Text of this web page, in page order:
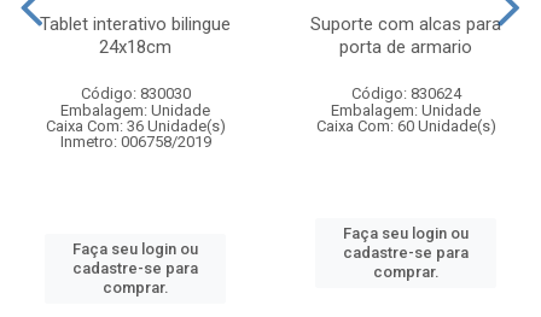
Tablet interativo bilingue
24x18cm
Código: 830030
Embalagem: Unidade
Caixa Com: 36 Unidade(s)
Inmetro: 006758/2019
Faça seu login ou
cadastre-se para
comprar.
Suporte com alcas para
porta de armario
Código: 830624
Embalagem: Unidade
Caixa Com: 60 Unidade(s)
Faça seu login ou
cadastre-se para
comprar.